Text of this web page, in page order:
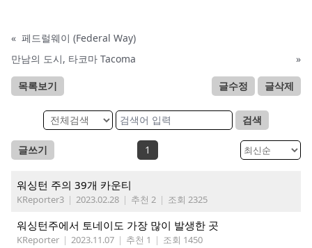
« 페드럴웨이 (Federal Way)
만남의 도시, 타코마 Tacoma
»
목록보기 글수정 글삭제
검색
글쓰기 1
워싱턴 주의 39개 카운티
KReporter3 | 2023.02.28 | 추천 2 | 조회 2325
워싱턴주에서 토네이도 가장 많이 발생한 곳
KReporter | 2023.11.07 | 추천 1 | 조회 1450